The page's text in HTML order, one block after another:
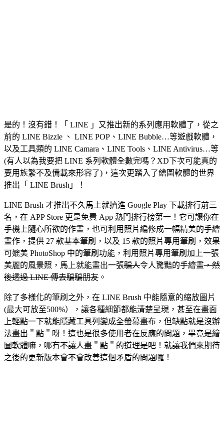
是的！沒有錯！「 LINE 」又推出新的系列應用軟體了，從之
前的 LINE Bizzle 、 LINE POP、LINE Bubble…等遊戲軟體，
以及工具類的 LINE Camara、LINE Tools、LINE Antivirus…等
(有人以為我要把 LINE 系列軟體全數完嗎？XD下次可能真的
要用族繁不及備載來形容了)，這次更踏入了繪圖軟體的世界
推出「 LINE Brush」！
LINE Brush 才推出不久馬上就擠進 Google Play 下載排行前三
名，在 APP Store 更是免費 App 熱門排行榜第一！它可讓你在
手機上隨心所欲的作畫，也可利用照片編修成一幅精美的手繪
畫作，提供 27 款基本筆刷，以及 15 款的照片專用筆刷，效果
可媲美 PhotoShop 中的筆刷功能，利用照片專用筆刷加上一張
美麗的風景照，馬上就能畫出一張騙人令人驚豔的手繪畫，然
後透過 LINE 傳去騙騙朋友 。
除了多樣化的筆刷之外，在 LINE Brush 中能隨意的縮放圖片
(最大可放至500%），讓各種細節都能清楚呈現，甚至在畫面
上輕點一下就能隱藏工具列變成全螢幕畫布，但缺點就是沒辦
法畫出＂點＂呀！這也是很多使用者在反應的問題，畢竟是繪
圖軟體嘛，哪有不讓人畫＂點＂的道理是吧！就讓我們來期待
之後的更新版本會不會改善這個矛盾的問題囉！